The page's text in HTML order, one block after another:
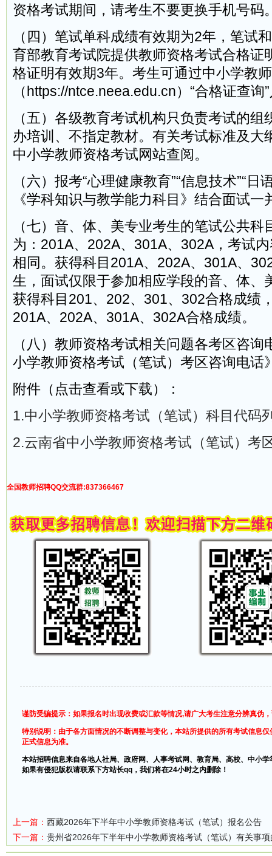
资格考试期间，请考生不要更换手机号码
（四）笔试单科成绩有效期为2年，笔试
育部教育考试院提供教师资格考试合格证
格证明有效期3年。考生可通过中小学教
（https://ntce.neea.edu.cn）“合格证查询
（五）各级教育考试机构只负责考试的
办培训、不指定教材。有关考试标准及大
中小学教师资格考试网站查阅。
（六）报考“心理健康教育”“信息技术”“日
《学科知识与教学能力科目》结合面试一
（七）音、体、美专业考生的笔试公共科
为：201A、202A、301A、302A，考试内
相同。获得科目201A、202A、301A、
生，面试仅限于参加相应学段的音、体、
获得科目201、202、301、302合格成绩
201A、202A、301A、302A合格成绩。
（八）教师资格考试相关问题各考区咨
小学教师资格考试（笔试）考区咨询电话
附件（点击查看或下载）：
1.中小学教师资格考试（笔试）科目代码
2.云南省中小学教师资格考试（笔试）考
全国教师招聘QQ交流群:837366467
谨防受骗提示：如果报名时出现收费或汇款等情况,请广大考生注意分辨真伪
特别说明：由于各方面情况的不断调整与变化，本站所提供的所有考试信息
正式信息为准。
本站招聘信息来自各地人社局、政府网、人事考试网、教育局、高校、中小
如果有侵犯版权请联系下方站长qq，我们将在24小时之内删除！
上一篇： 西藏2026年下半年中小学教师资格考试（笔试）报名公告
下一篇： 贵州省2026年下半年中小学教师资格考试（笔试）有关事